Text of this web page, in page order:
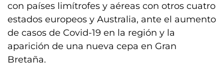
con países limítrofes y aéreas con otros cuatro
estados europeos y Australia, ante el aumento
de casos de Covid-19 en la región y la
aparición de una nueva cepa en Gran
Bretaña.